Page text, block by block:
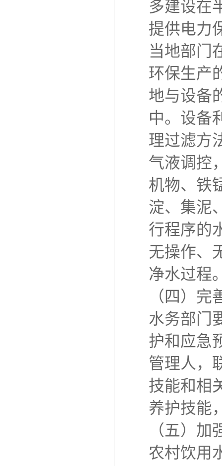
多建设在
提供电力
当地部门
环保生产
地与设备
中。设备
理过滤方
气液调控
机物、铁
淀、集泥
行程序的
无操作、
净水过程
（四）
水务部门
护和应急
管理人，
技能和相
养护技能
（五）加
农村饮用